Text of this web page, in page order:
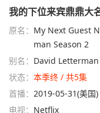
我的下位来宾鼎鼎大
原名： My Next Guest
man Season 2
别名： David Letterman
状态： 本季终 / 共5集
首播： 2019-05-31(美国)
电视： Netflix